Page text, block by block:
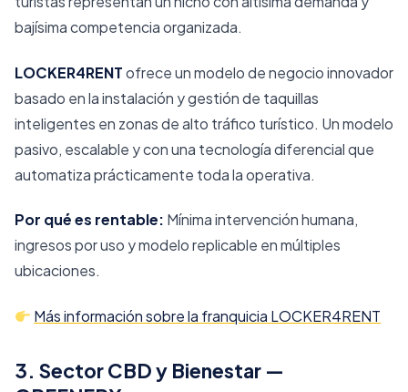
bajísima competencia organizada.
LOCKER4RENTofrece un modelo de negocio innovador
basado en la instalación y gestión de taquillas
inteligentes en zonas de alto tráfico turístico. Un modelo
pasivo, escalable y con una tecnología diferencial que
automatiza prácticamente toda la operativa.
Por qué es rentable: Mínima intervención humana,
ingresos por uso y modelo replicable en múltiples
ubicaciones.
Más información sobre la franquicia LOCKER4RENT
3. Sector CBD y Bienestar —